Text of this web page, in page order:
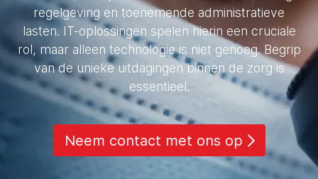
regelgeving en toenemende administratieve
lasten. IT-oplossingen spelen hierin een cruciale
rol, maar alleen technologie is niet genoeg. Begrip
van de unieke uitdagingen binnen de zorg is
essentieel.
Neem contact met ons op